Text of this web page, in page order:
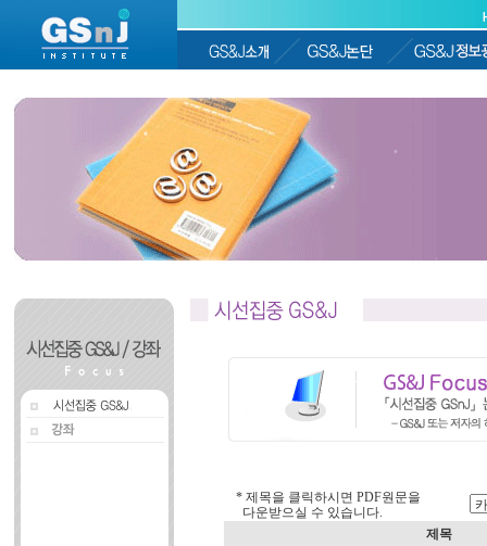
* 제목을 클릭하시면 PDF원문을
다운받으실 수 있습니다.
제목